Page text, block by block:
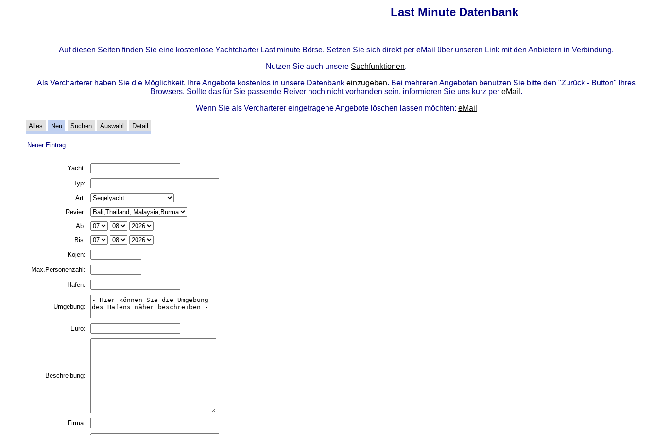
Last Minute Datenbank
Auf diesen Seiten finden Sie eine kostenlose Yachtcharter Last minute Börse. Setzen Sie sich direkt per eMail über unseren Link mit den Anbietern in Verbindung.
Nutzen Sie auch unsere Suchfunktionen.
Als Vercharterer haben Sie die Möglichkeit, Ihre Angebote kostenlos in unsere Datenbank einzugeben. Bei mehreren Angeboten benutzen Sie bitte den "Zurück - Button" Ihres
Browsers. Sollte das für Sie passende Reiver noch nicht vorhanden sein, informieren Sie uns kurz per eMail .
Wenn Sie als Vercharterer eingetragene Angebote löschen lassen möchten: eMail
Alles Neu Suchen Auswahl Detail
Neuer Eintrag:
Yacht:
Typ:
Art:
Revier:
Ab:
.
.
Bis:
.
.
Kojen:
Max.Personenzahl:
Hafen:
Umgebung:
Euro:
Beschreibung:
Firma: